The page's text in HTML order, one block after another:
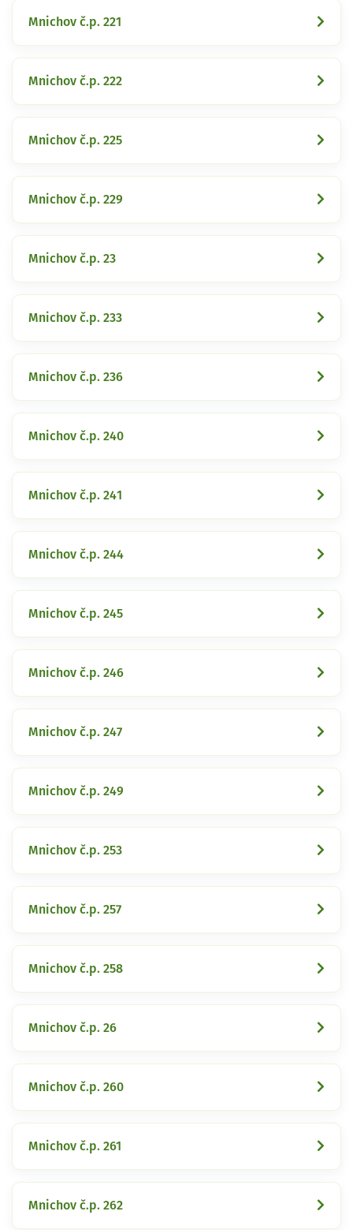
Mnichov č.p. 221
Mnichov č.p. 222
Mnichov č.p. 225
Mnichov č.p. 229
Mnichov č.p. 23
Mnichov č.p. 233
Mnichov č.p. 236
Mnichov č.p. 240
Mnichov č.p. 241
Mnichov č.p. 244
Mnichov č.p. 245
Mnichov č.p. 246
Mnichov č.p. 247
Mnichov č.p. 249
Mnichov č.p. 253
Mnichov č.p. 257
Mnichov č.p. 258
Mnichov č.p. 26
Mnichov č.p. 260
Mnichov č.p. 261
Mnichov č.p. 262